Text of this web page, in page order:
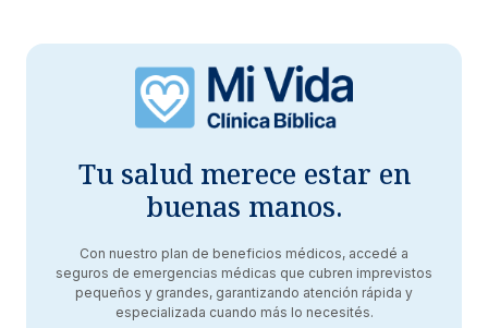
Tu salud merece estar en
buenas manos.
Con nuestro plan de beneficios médicos, accedé a
seguros de emergencias médicas que cubren imprevistos
pequeños y grandes, garantizando atención rápida y
especializada cuando más lo necesités.